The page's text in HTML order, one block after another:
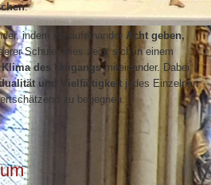
.
indem wir aufeinander Acht geben,
Schule. Dies zeigt sich in einem
des Umgangsmiteinander. Dabei
und Vielfältigkeit jedes Einzelnen
zu begegnen.